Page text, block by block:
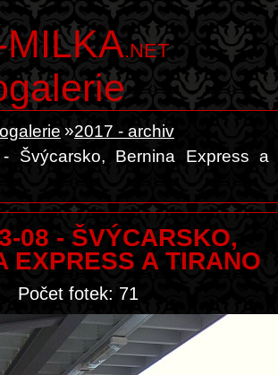
MILKA.NET
2017 - archiv
- Švýcarsko, Bernina Express a
08 - ŠVÝCARSKO,
EXPRESS A TIRANO
Počet fotek: 71